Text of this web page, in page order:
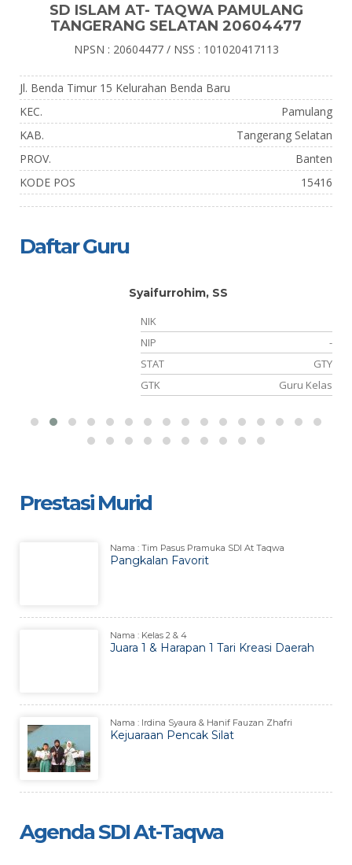
SD ISLAM AT- TAQWA PAMULANG
TANGERANG SELATAN 20604477
NPSN : 20604477 / NSS : 101020417113
Jl. Benda Timur 15 Kelurahan Benda Baru
KEC.
Pamulang
KAB.
Tangerang Selatan
PROV.
Banten
KODE POS
15416
Daftar Guru
Syaifurrohim, SS
NIK
NIP
-
STAT
GTY
GTK
Guru Kelas
Prestasi Murid
Nama : Tim Pasus Pramuka SDI At Taqwa
Pangkalan Favorit
Nama : Kelas 2 & 4
Juara 1 & Harapan 1 Tari Kreasi Daerah
Nama : Irdina Syaura & Hanif Fauzan Zhafri
Kejuaraan Pencak Silat
Agenda SDI At-Taqwa